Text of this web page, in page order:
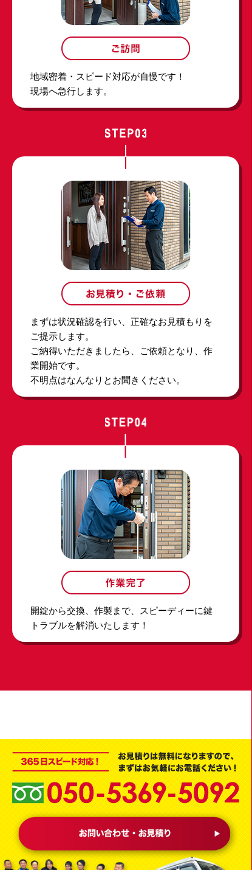
地域密着・スピード対応が自慢です！
現場へ急行します。
まずは状況確認を行い、正確なお見積もりを
ご提示します。
ご納得いただきましたら、ご依頼となり、作
業開始です。
不明点はなんなりとお聞きください。
開錠から交換、作製まで、スピーディーに鍵
トラブルを解消いたします！